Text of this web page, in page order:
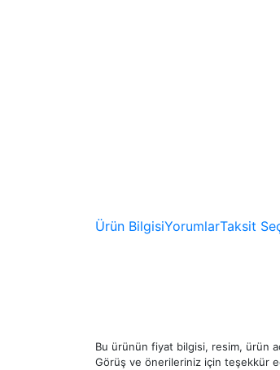
Ürün BilgisiYorumlarTaksit
Bu ürünün fiyat bilgisi, resim, ürün
Görüş ve önerileriniz için teşekkür